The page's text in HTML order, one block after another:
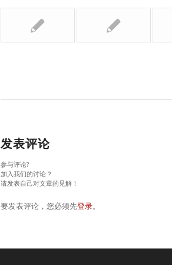
发表评论
参与评论?
加入我们的讨论？
请发表自己对文章的见解！
要发表评论，您必须先登录。